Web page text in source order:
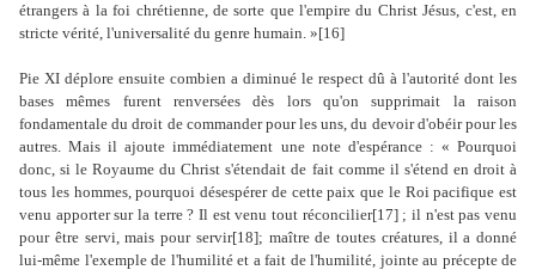
étrangers à la foi chrétienne, de sorte que l'empire du Christ Jésus, c'est, en
stricte vérité, l'universalité du genre humain. »[16]
Pie XI déplore ensuite combien a diminué le respect dû à l'autorité dont les
bases mêmes furent renversées dès lors qu'on supprimait la raison
fondamentale du droit de commander pour les uns, du devoir d'obéir pour les
autres. Mais il ajoute immédiatement une note d'espérance : « Pourquoi
donc, si le Royaume du Christ s'étendait de fait comme il s'étend en droit à
tous les hommes, pourquoi désespérer de cette paix que le Roi pacifique est
venu apporter sur la terre ? Il est venu tout réconcilier[17] ; il n'est pas venu
pour être servi, mais pour servir[18]; maître de toutes créatures, il a donné
lui-même l'exemple de l'humilité et a fait de l'humilité, jointe au précepte de